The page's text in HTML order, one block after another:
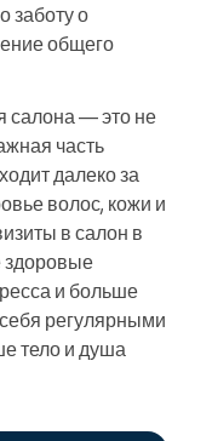
заботу о
общего
салона — это не
часть
далеко за
волос, кожи и
в салон в
здоровые
и больше
регулярными
тело и душа